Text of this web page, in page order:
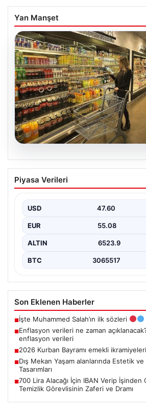
Yan Manşet
Enflasyon verileri ne
açıklanacak? 2026 TÜİK
Piyasa Verileri
USD 47.60
EUR 55.08
ALTIN 6523.9
BTC 3065517
Son Eklenen Haberler
■İşte Muhammed Salah’ın ilk sözleri
■Enflasyon verileri ne zaman
enflasyon verileri
■2026 Kurban Bayramı emekli
■Dış Mekan Yaşam alanlarında Estetik
Tasarımları
■700 Lira Alacağı İçin IBAN Verip İşinden
Temizlik Görevlisinin Zaferi ve Dramı